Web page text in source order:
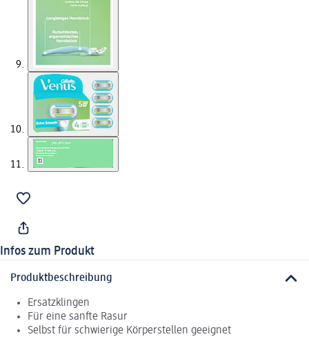
Infos zum Produkt
Produktbeschreibung
Ersatzklingen
Für eine sanfte Rasur
Selbst für schwierige Körperstellen geeignet